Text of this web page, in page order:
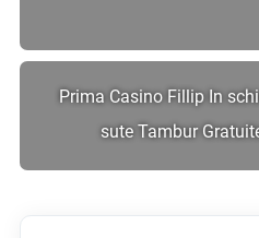
Prima Casino Fillip In
sute Tambur